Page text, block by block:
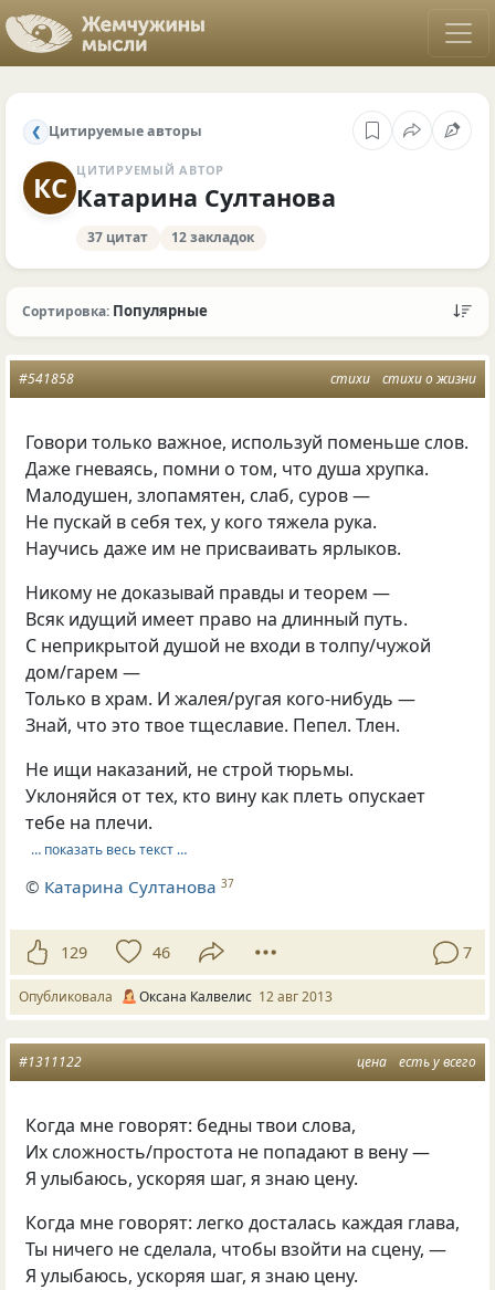
❮ Цитируемые авторы
КС ЦИТИРУЕМЫЙ АВТОР
Катарина Султанова
37 цитат 12 закладок
Сортировка: Популярные
стихи стихи о жизни
#541858
Говори только важное, используй поменьше слов.
Даже гневаясь, помни о том, что душа хрупка.
Малодушен, злопамятен, слаб, суров —
Не пускай в себя тех, у кого тяжела рука.
Научись даже им не присваивать ярлыков.
Никому не доказывай правды и теорем —
Всяк идущий имеет право на длинный путь.
С неприкрытой душой не входи в толпу/чужой
дом/гарем —
Только в храм. И жалея/ругая кого-нибудь —
Знай, что это твое тщеславие. Пепел. Тлен.
Не ищи наказаний, не строй тюрьмы.
Уклоняйся от тех, кто вину как плеть опускает
тебе на плечи.
… показать весь текст …
© Катарина Султанова 37
129 46 7
Опубликовала Оксана Калвелис 12 авг 2013
цена есть у всего
#1311122
Когда мне говорят: бедны твои слова,
Их сложность/простота не попадают в вену —
Я улыбаюсь, ускоряя шаг, я знаю цену.
Когда мне говорят: легко досталась каждая глава,
Ты ничего не сделала, чтобы взойти на сцену, —
Я улыбаюсь, ускоряя шаг, я знаю цену.